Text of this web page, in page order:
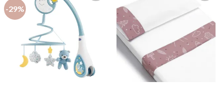
variantes.
Las
opciones
se
pueden
elegir
-29%
Añadir
a la
lista de
deseos